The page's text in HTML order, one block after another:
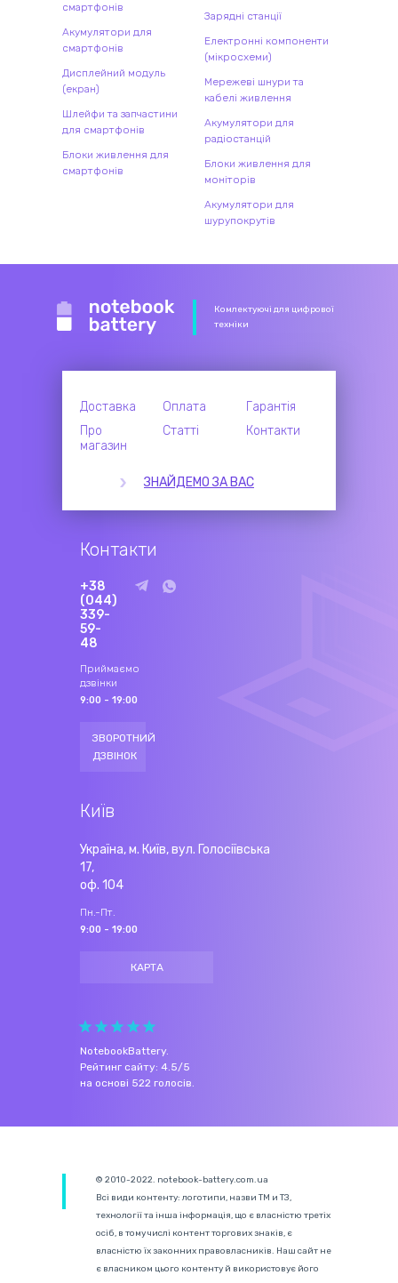
смартфонів
Акумулятори для
смартфонів
Дисплейний модуль
(екран)
Шлейфи та запчастини
для смартфонів
Блоки живлення для
смартфонів
Зарядні станції
Електронні компоненти
(мікросхеми)
Мережеві шнури та
кабелі живлення
Акумулятори для
радіостанцій
Блоки живлення для
моніторів
Акумулятори для
шурупокрутів
Комлектуючі для цифрової
техніки
Доставка Оплата
Гарантія
Про
магазин
Статті Контакти
ЗНАЙДЕМО ЗА ВАС
Контакти
+38
(044)
339-
59-
48
Приймаємо
дзвінки
9:00 - 19:00
ЗВОРОТНИЙ
ДЗВІНОК
Київ
Україна, м. Київ, вул. Голосіївська
17,
оф. 104
Пн.-Пт.
9:00 - 19:00
КАРТА
NotebookBattery.
Рейтинг сайту: 4.5/5
на основі 522 голосів.
© 2010-2022. notebook-battery.com.ua
Всі види контенту: логотипи, назви ТМ и ТЗ,
технології та інша інформація, що є власністю третіх
осіб, в тому числі контент торгових знаків, є
власністю їх законних правовласників. Наш сайт не
є власником цього контенту й використовує його